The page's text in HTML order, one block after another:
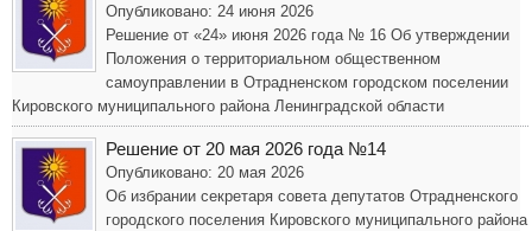
Опубликовано: 24 июня 2026
Решение от «24» июня 2026 года № 16 Об утверждении
Положения о территориальном общественном
самоуправлении в Отрадненском городском поселении
Кировского муниципального района Ленинградской области
Решение от 20 мая 2026 года №14
Опубликовано: 20 мая 2026
Об избрании секретаря совета депутатов Отрадненского
городского поселения Кировского муниципального района